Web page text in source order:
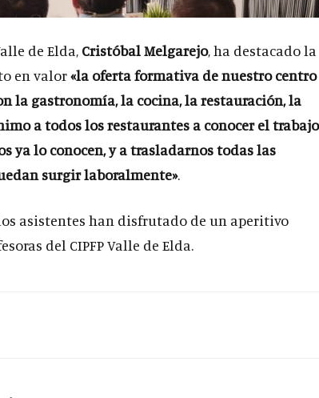
de Elda, Cristóbal Melgarejo, ha destacado la
en valor«la oferta formativa de nuestro centro
la gastronomía, la cocina, la restauración, la
a todos los restaurantes a conocer el trabajo
ya lo conocen, y a trasladarnos todas las
surgir laboralmente».
asistentes han disfrutado de un aperitivo
del CIPFP Valle de Elda.